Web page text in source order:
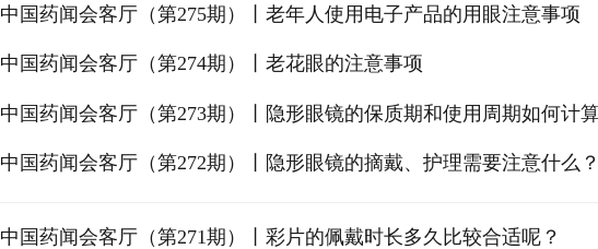
中国药闻会客厅（第275期）丨老年人使用电子产品的用眼注意事项
中国药闻会客厅（第274期）丨老花眼的注意事项
中国药闻会客厅（第273期）丨隐形眼镜的保质期和使用周期如何计
中国药闻会客厅（第272期）丨隐形眼镜的摘戴、护理需要注意什么？
中国药闻会客厅（第271期）丨彩片的佩戴时长多久比较合适呢？